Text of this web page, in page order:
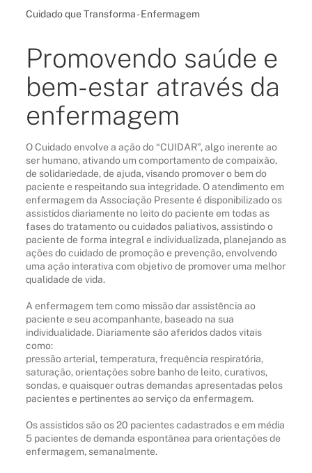
Cuidado que Transforma - Enfermagem
Promovendo saúde e
bem-estar através da
enfermagem
O Cuidado envolve a ação do “CUIDAR”, algo inerente ao
ser humano, ativando um comportamento de compaixão,
de solidariedade, de ajuda, visando promover o bem do
paciente e respeitando sua integridade. O atendimento em
enfermagem da Associação Presente é disponibilizado os
assistidos diariamente no leito do paciente em todas as
fases do tratamento ou cuidados paliativos, assistindo o
paciente de forma integral e individualizada, planejando as
ações do cuidado de promoção e prevenção, envolvendo
uma ação interativa com objetivo de promover uma melhor
qualidade de vida.
A enfermagem tem como missão dar assistência ao
paciente e seu acompanhante, baseado na sua
individualidade. Diariamente são aferidos dados vitais
como:
pressão arterial, temperatura, frequência respiratória,
saturação, orientações sobre banho de leito, curativos,
sondas, e quaisquer outras demandas apresentadas pelos
pacientes e pertinentes ao serviço da enfermagem.
Os assistidos são os 20 pacientes cadastrados e em média
5 pacientes de demanda espontânea para orientações de
enfermagem, semanalmente.